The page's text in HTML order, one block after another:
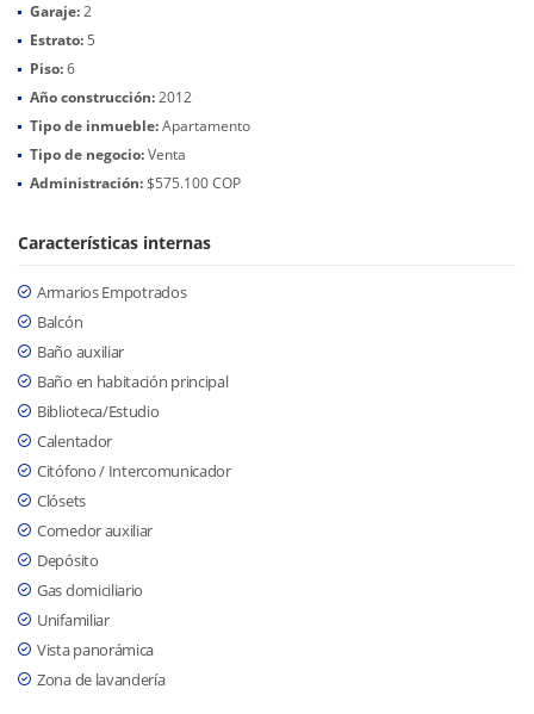
Garaje:2
Estrato: 5
Piso:6
Año construcción:2012
Tipo de inmueble:Apartamento
Tipo de negocio:Venta
Administración:$575.100 COP
Características internas
Armarios Empotrados
Balcón
Baño auxiliar
Baño en habitación principal
Biblioteca/Estudio
Calentador
Citófono / Intercomunicador
Clósets
Comedor auxiliar
Depósito
Gas domiciliario
Unifamiliar
Vista panorámica
Zona de lavandería